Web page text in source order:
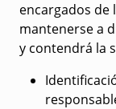
encargados
mantenerse a
y contendrá la